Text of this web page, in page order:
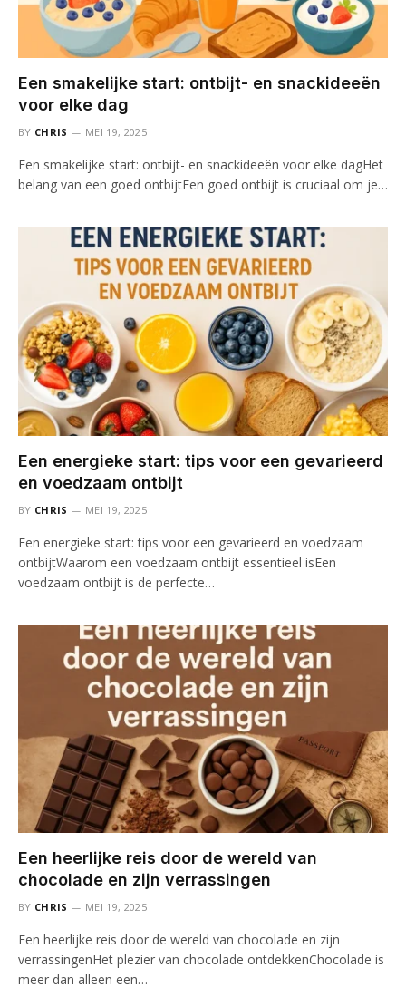
Een smakelijke start: ontbijt- en snackideeën
voor elke dag
BY CHRIS MEI 19, 2025
Een smakelijke start: ontbijt- en snackideeën voor elke dagHet
belang van een goed ontbijtEen goed ontbijt is cruciaal om je…
Een energieke start: tips voor een gevarieerd
en voedzaam ontbijt
BY CHRIS MEI 19, 2025
Een energieke start: tips voor een gevarieerd en voedzaam
ontbijtWaarom een voedzaam ontbijt essentieel isEen
voedzaam ontbijt is de perfecte…
Een heerlijke reis door de wereld van
chocolade en zijn verrassingen
BY CHRIS MEI 19, 2025
Een heerlijke reis door de wereld van chocolade en zijn
verrassingenHet plezier van chocolade ontdekkenChocolade is
meer dan alleen een…